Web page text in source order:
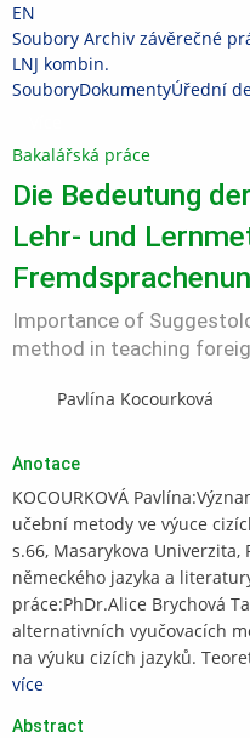
Přeskočit
na
horní
lištu
Přeskočit
na
hlavičku
Přeskočit
na
aplikační
menu
Přeskočit
na
obsah
Přeskočit
na
patičku
EN
>
Soubory >
Archiv závěrečné
LNJ kombin.
SouboryDokumentyÚřední
Bakalářská práce
Die Bedeutung
Lehr- und
Importance of
method in teaching
Pavlína Kocourková
Anotace
KOCOURKOVÁ
učební metody ve výuce
s.66, Masarykova Univerzita,
německého jazyka a
práce:PhDr.Alice Brychová
alternativních vyučovacích
na výuku cizích jazyků.
více
Abstract